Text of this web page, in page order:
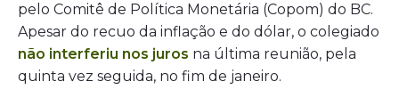
pelo Comitê de Política Monetária (Copom) do BC.
Apesar do recuo da inflação e do dólar, o colegiado
não interferiu nos juros na última reunião, pela
quinta vez seguida, no fim de janeiro.